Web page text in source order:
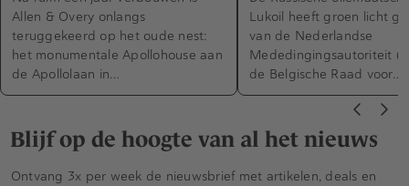
Allen & Overy onlangs
teruggekeerd op het oude nest:
het monumentale Apollohouse aan
de Apollolaan in…
Lukoil heeft groen licht
van de Nederlandse
Mededingingsautoriteit
de Belgische Raad voor…
Blijf op de hoogte van al het nieuws
Ontvang 3x per week de nieuwsbrief met artikelen, deals en